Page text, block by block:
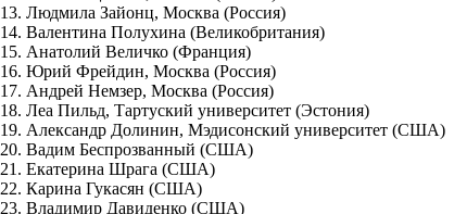
13. Людмила Зайонц, Москва (Россия)
14. Валентина Полухина (Великобритания)
15. Анатолий Величко (Франция)
16. Юрий Фрейдин, Москва (Россия)
17. Андрей Немзер, Москва (Россия)
18. Леа Пильд, Тартуский университет (Эстония)
19. Александр Долинин, Мэдисонский университет (США)
20. Вадим Беспрозванный (США)
21. Екатерина Шрага (США)
22. Карина Гукасян (США)
23. Владимир Давиденко (США)